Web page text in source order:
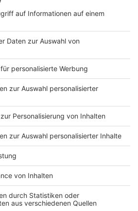
Akzeptieren
byUsercentrics Consent
Platform
mit eigens kreierter
ihr euch nicht entgehen
Club by Nelson Müller
in der Küche, bei uns die
Nelson Müller lädt uns
Club ein. Ab sofort versorgt
Rezepten zum
lassen. Nelson nimmt
und weiht uns in die
Profikochs ein. Der